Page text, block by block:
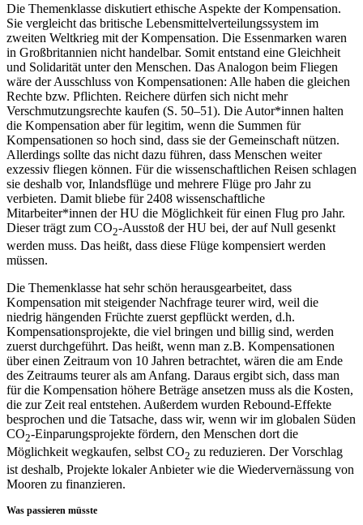
Die Themenklasse diskutiert ethische Aspekte der Kompensation.
Sie vergleicht das britische Lebensmittelverteilungssystem im
zweiten Weltkrieg mit der Kompensation. Die Essenmarken waren
in Großbritannien nicht handelbar. Somit entstand eine Gleichheit
und Solidarität unter den Menschen. Das Analogon beim Fliegen
wäre der Ausschluss von Kompensationen: Alle haben die gleichen
Rechte bzw. Pflichten. Reichere dürfen sich nicht mehr
Verschmutzungsrechte kaufen (S. 50–51). Die Autor*innen halten
die Kompensation aber für legitim, wenn die Summen für
Kompensationen so hoch sind, dass sie der Gemeinschaft nützen.
Allerdings sollte das nicht dazu führen, dass Menschen weiter
exzessiv fliegen können. Für die wissenschaftlichen Reisen schlagen
sie deshalb vor, Inlandsflüge und mehrere Flüge pro Jahr zu
verbieten. Damit bliebe für 2408 wissenschaftliche
Mitarbeiter*innen der HU die Möglichkeit für einen Flug pro Jahr.
Dieser trägt zum CO2-Ausstoß der HU bei, der auf Null gesenkt
werden muss. Das heißt, dass diese Flüge kompensiert werden
müssen.
Die Themenklasse hat sehr schön herausgearbeitet, dass
Kompensation mit steigender Nachfrage teurer wird, weil die
niedrig hängenden Früchte zuerst gepflückt werden, d.h.
Kompensationsprojekte, die viel bringen und billig sind, werden
zuerst durchgeführt. Das heißt, wenn man z.B. Kompensationen
über einen Zeitraum von 10 Jahren betrachtet, wären die am Ende
des Zeitraums teurer als am Anfang. Daraus ergibt sich, dass man
für die Kompensation höhere Beträge ansetzen muss als die Kosten,
die zur Zeit real entstehen. Außerdem wurden Rebound-Effekte
besprochen und die Tatsache, dass wir, wenn wir im globalen Süden
CO2-Einparungsprojekte fördern, den Menschen dort die
Möglichkeit wegkaufen, selbst CO2 zu reduzieren. Der Vorschlag
ist deshalb, Projekte lokaler Anbieter wie die Wiedervernässung von
Mooren zu finanzieren.
Was passieren müsste